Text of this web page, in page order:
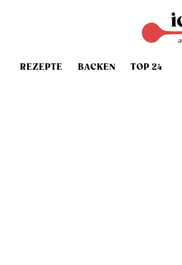
REZEPTE BACKEN TOP 24